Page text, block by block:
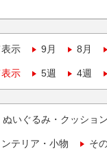
示 9月 8月
示 5週 4週
ぬいぐるみ・クッション
テリア・小物 そ